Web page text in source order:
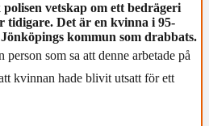
vetskap om ett bedrägeri
tidigare. Det är en kvinna i 95-
kommun som drabbats.
som sa att denne arbetade på
kvinnan hade blivit utsatt för ett